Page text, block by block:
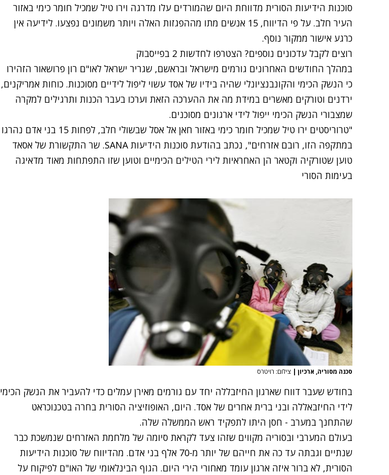
סוכנות הידיעות הסורית מדווחת היום שהמורדים עלו מדרגה וירו טיל שמכיל חומר כימי באזור
העיר חלב. על פי הדיווח, 15 אנשים מתו מההפגזות האלה ויותר משמונים נפצעו. לידיעה אין
כרגע אישור ממקור נוסף.
רוצים לקבל עדכונים נוספים? הצטרפו לחדשות 2 בפייסבוק
במהלך החודשים האחרונים גורמים מישראל ובראשם, שגריר ישראל לאו"ם רון פרושאור הזהירו
כי הנשק הכימי והקונבנציונלי שהיה בידיו של אסד עשוי ליפול לידיים מסוכנות. כוחות אמריקנים,
ירדנים וטורקים מאשרים במידת מה את ההערכה הזאת וערכו בעבר הכנות ותרגילים למקרה
שמצבורי הנשק הכימי ייפול לידי ארגונים מסוכנים.
"טרוריסטים ירו טיל שמכיל חומר כימי באזור חאן אל אסל שבשולי חלב, לפחות 15 בני אדם נהרגו
במתקפה הזו, רובם אזרחים", נכתב בהודעת סוכנות הידיעות SANA. שר התקשורת של אסאד
טוען שטורקיה וקטאר הן האחראיות לירי הטילים הכימיים וטוען שזו התפתחות מאוד מדאיגה
בעימות הסורי
סכנה מסוריה, ארכיון | צילום: רויטרס
בחודש שעבר דווח שארגון החיזבללה יחד עם גורמים מאירן עמלים כדי להעביר את הנשק הכימי
לידי החיזבאללה ובני ברית אחרים של אסד. היום, האופוזיציה הסורית בחרה בטכנוכראט
שהתחנך במערב - חסן היתו לתפקיד ראש הממשלה שלה.
בעולם המערבי ובסוריה מקווים שזהו צעד לקראת סיומה של מלחמת האזרחים שנמשכת כבר
שנתיים וגבתה עד כה את חייהם של יותר מ-70 אלף בני אדם. מהדיווח של סוכנות הידיעות
הסורית, לא ברור איזה ארגון עומד מאחורי הירי היום. הגוף הבינלאומי של האו"ם לפיקוח על